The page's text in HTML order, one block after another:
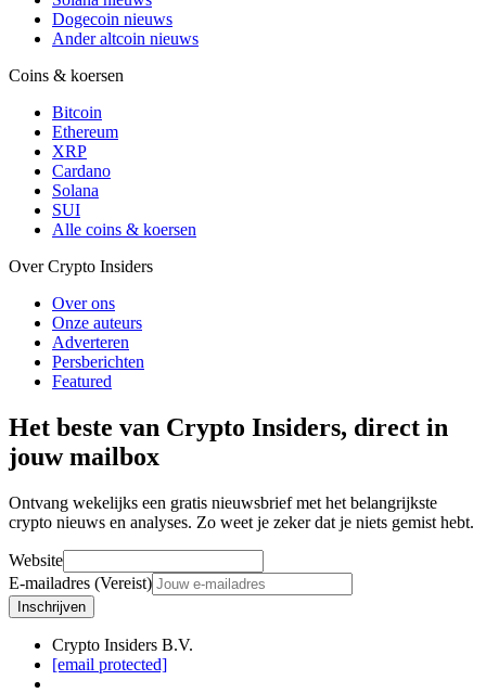
Dogecoin nieuws
Ander altcoin nieuws
Coins & koersen
Bitcoin
Ethereum
XRP
Cardano
Solana
SUI
Alle coins & koersen
Over Crypto Insiders
Over ons
Onze auteurs
Adverteren
Persberichten
Featured
Het beste van Crypto Insiders, direct in
jouw mailbox
Ontvang wekelijks een gratis nieuwsbrief met het belangrijkste
crypto nieuws en analyses. Zo weet je zeker dat je niets gemist hebt.
Website
E-mailadres (Vereist)
Inschrijven
Crypto Insiders B.V.
[email protected]